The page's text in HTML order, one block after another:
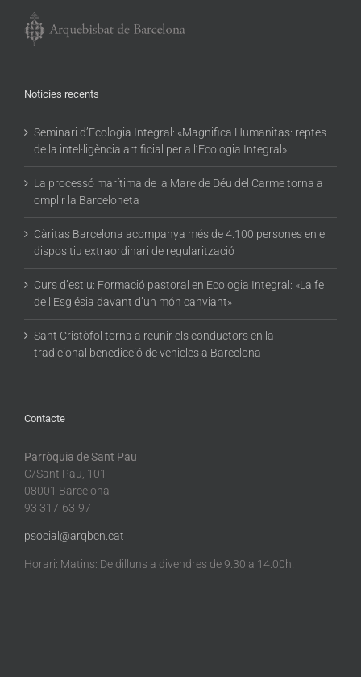
Noticies recents
Seminari d’Ecologia Integral: «Magnifica Humanitas: reptes
de la intel·ligència artificial per a l’Ecologia Integral»
La processó marítima de la Mare de Déu del Carme torna a
omplir la Barceloneta
Càritas Barcelona acompanya més de 4.100 persones en el
dispositiu extraordinari de regularització
Curs d’estiu: Formació pastoral en Ecologia Integral: «La fe
de l’Església davant d’un món canviant»
Sant Cristòfol torna a reunir els conductors en la
tradicional benedicció de vehicles a Barcelona
Contacte
Parròquia de Sant Pau
C/Sant Pau, 101
08001 Barcelona
93 317-63-97
psocial@arqbcn.cat
Horari: Matins: De dilluns a divendres de 9.30 a 14.00h.